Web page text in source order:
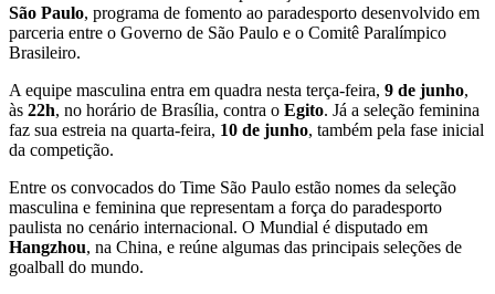
São Paulo, programa de fomento ao paradesporto desenvolvido em
parceria entre o Governo de São Paulo e o Comitê Paralímpico
Brasileiro.
A equipe masculina entra em quadra nesta terça-feira, 9 de junho,
às 22h, no horário de Brasília, contra o Egito. Já a seleção feminina
faz sua estreia na quarta-feira, 10 de junho, também pela fase inicial
da competição.
Entre os convocados do Time São Paulo estão nomes da seleção
masculina e feminina que representam a força do paradesporto
paulista no cenário internacional. O Mundial é disputado em
Hangzhou, na China, e reúne algumas das principais seleções de
goalball do mundo.